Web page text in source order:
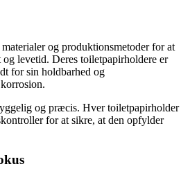
og produktionsmetoder for at
levetid. Deres toiletpapirholdere er
for sin holdbarhed og
og præcis. Hver toiletpapirholder
for at sikre, at den opfylder